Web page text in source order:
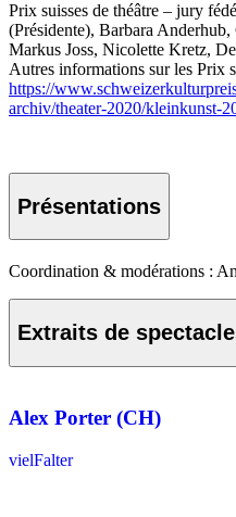
Prix suisses de théâtre – jury
(Présidente), Barbara
Markus Joss, Nicolette Kretz,
Autres informations sur les Prix
https://
archiv/theater-2020/kleinkunst-
Présentations
Coordination & modérations :
Extraits de
Alex Porter (CH)
vielFalter